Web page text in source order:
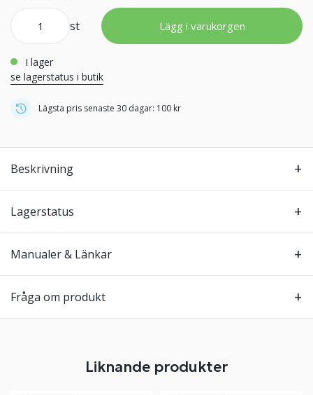
st Lägg i varukorgen
i lager
se lagerstatus i butik
Lägsta pris senaste 30 dagar: 100 kr
Beskrivning
Lagerstatus
Manualer & Länkar
Fråga om produkt
Liknande produkter